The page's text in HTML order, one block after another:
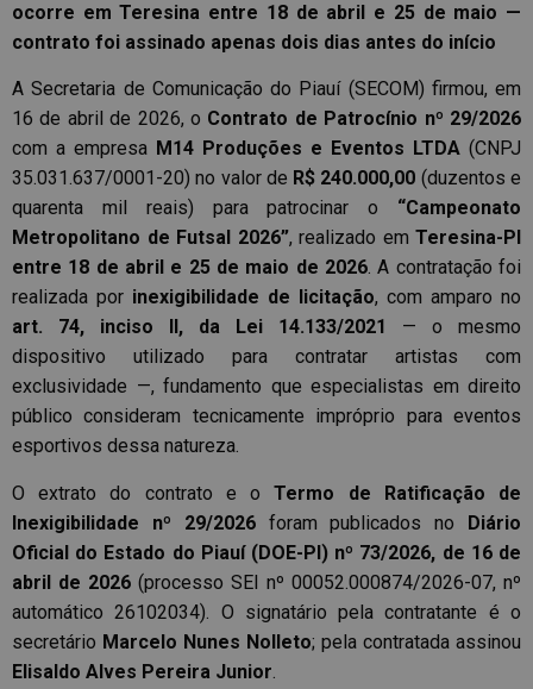
ocorre em Teresina entre 18 de abril e 25 de maio —
contrato foi assinado apenas dois dias antes do início
A Secretaria de Comunicação do Piauí (SECOM) firmou, em
16 de abril de 2026, o Contrato de Patrocínio nº 29/2026
com a empresa M14 Produções e Eventos LTDA (CNPJ
35.031.637/0001-20) no valor de R$ 240.000,00 (duzentos e
quarenta mil reais) para patrocinar o “Campeonato
Metropolitano de Futsal 2026”, realizado em Teresina-PI
entre 18 de abril e 25 de maio de 2026. A contratação foi
realizada por inexigibilidade de licitação, com amparo no
art. 74, inciso II, da Lei 14.133/2021
— o mesmo
dispositivo utilizado para contratar artistas com
exclusividade —, fundamento que especialistas em direito
público consideram tecnicamente impróprio para eventos
esportivos dessa natureza.
O extrato do contrato e oTermo de Ratificação de
Inexigibilidade nº 29/2026foram publicados no Diário
Oficial do Estado do Piauí (DOE-PI) nº 73/2026, de 16 de
abril de 2026 (processo SEI nº 00052.000874/2026-07, nº
automático 26102034). O signatário pela contratante é o
secretário Marcelo Nunes Nolleto; pela contratada assinou
Elisaldo Alves Pereira Junior.